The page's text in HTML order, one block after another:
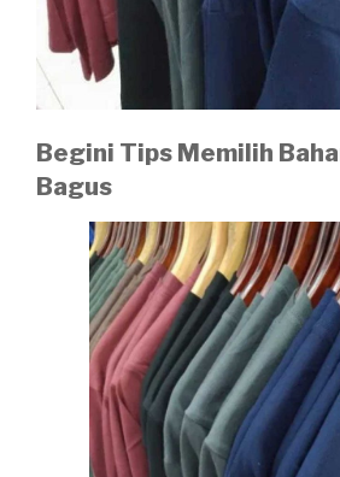
Begini Tips Memilih
Bagus